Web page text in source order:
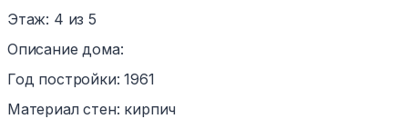
Этаж: 4 из 5
Описание дома:
Год постройки: 1961
Материал стен: кирпич